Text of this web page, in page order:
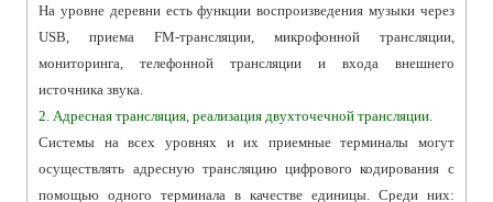
На уровне деревни есть функции воспроизведения музыки через
USB, приема FM-трансляции, микрофонной трансляции,
мониторинга, телефонной трансляции и входа внешнего
источника звука.
2. Адресная трансляция, реализация двухточечной трансляции.
Системы на всех уровнях и их приемные терминалы могут
осуществлять адресную трансляцию цифрового кодирования с
помощью одного терминала в качестве единицы. Среди них: